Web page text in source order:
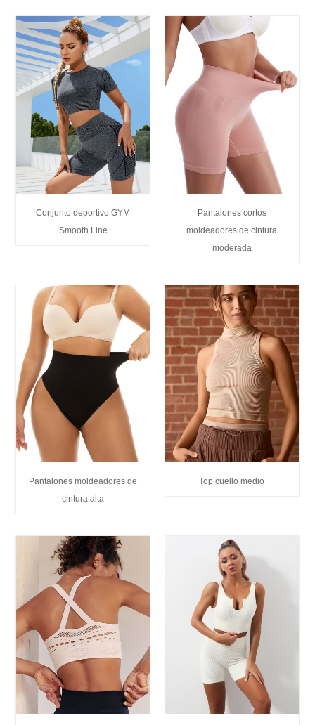
Conjunto deportivo GYM
Smooth Line
Pantalones cortos
moldeadores de cintura
moderada
Pantalones moldeadores de
cintura alta
Top cuello medio